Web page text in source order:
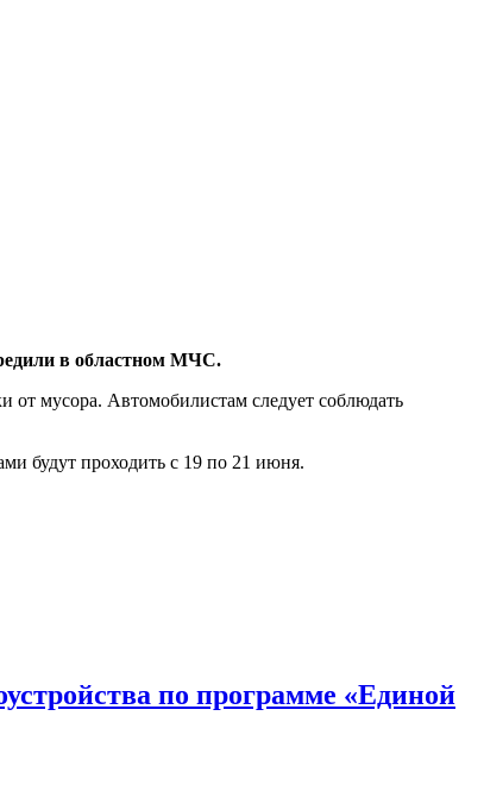
в областном МЧС.
от мусора. Автомобилистам следует соблюдать
будут проходить с 19 по 21 июня.
по программе «Единой